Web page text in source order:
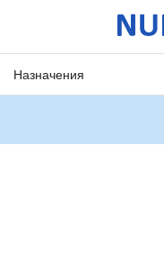
Назначения